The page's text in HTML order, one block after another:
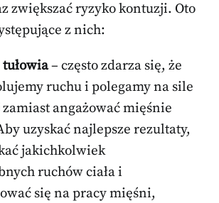
zwiększać ryzyko kontuzji. Oto
z nich:
tułowia– często zdarza się, że
ruchu i polegamy na sile
angażować mięśnie
uzyskać najlepsze rezultaty,
jakichkolwiek
ruchów ciała i
się na pracy mięśni,